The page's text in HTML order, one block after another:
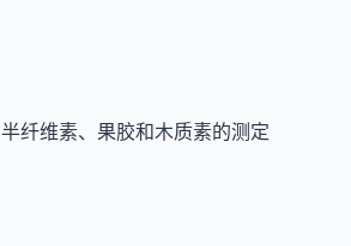
纤维素、果胶和木质素的测定